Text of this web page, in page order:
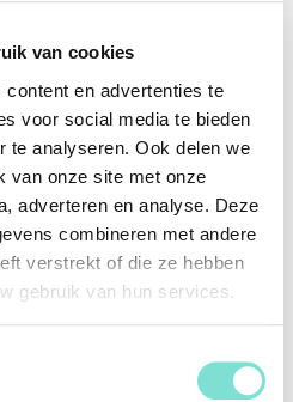
van cookies
en advertenties te
voor social media te bieden
te analyseren. Ook delen we
van onze site met onze
adverteren en analyse. Deze
combineren met andere
verstrekt of die ze hebben
gebruik van hun services.
onze showroom
Wonen